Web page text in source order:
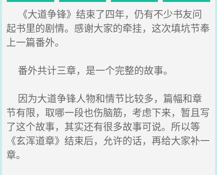
《大道争锋》结束了四年，仍有不少书友问
起书里的剧情。感谢大家的牵挂，这次填坑节奉
上一篇番外。
番外共计三章，是一个完整的故事。
因为大道争锋人物和情节比较多，篇幅和章
节有限，取哪一段也伤脑筋，考虑下来，暂且写
了这个故事，其实还有很多故事可说。所以等
《玄浑道章》结束后，允许的话，再给大家补一
章。